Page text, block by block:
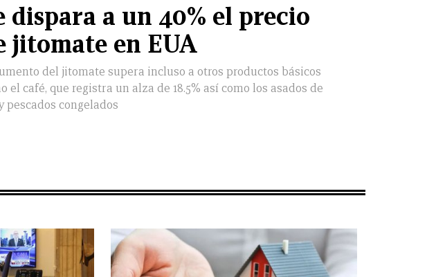
dispara a un 40% el precio
jitomate en EUA
del jitomate supera incluso a otros productos básicos
el café, que registra un alza de 18.5% así como los asados de
pescados congelados